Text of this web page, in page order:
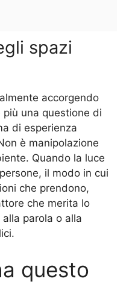
spazi
accorgendo
più una questione di
di esperienza
è manipolazione
Quando la luce
il modo in cui
che prendono,
che merita lo
parola o alla
questo